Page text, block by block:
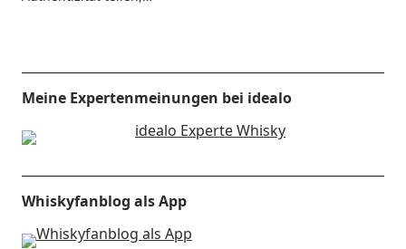
Meine Expertenmeinungen bei idealo
Whiskyfanblog als App